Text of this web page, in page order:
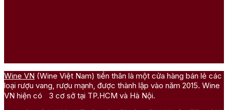
Wine VN (Wine Việt Nam) tiền thân là một cửa hàng bán lẻ các
loại rượu vang, rượu mạnh, được thành lập vào năm 2015. Wine
VN hiện có 3 cơ sở tại TP.HCM và Hà Nội.